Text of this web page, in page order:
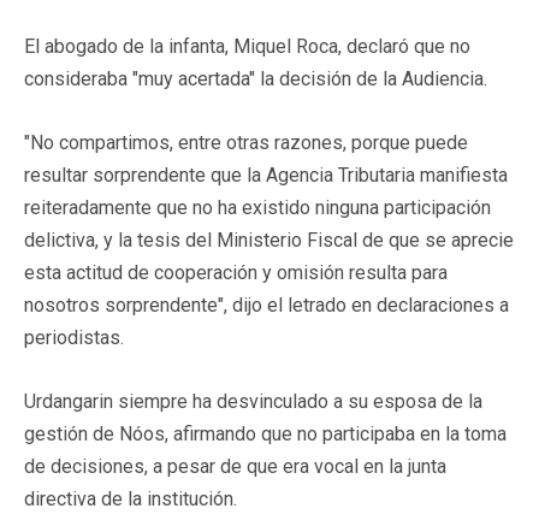
El abogado de la infanta, Miquel Roca, declaró que no
consideraba "muy acertada" la decisión de la Audiencia.
"No compartimos, entre otras razones, porque puede
resultar sorprendente que la Agencia Tributaria manifiesta
reiteradamente que no ha existido ninguna participación
delictiva, y la tesis del Ministerio Fiscal de que se aprecie
esta actitud de cooperación y omisión resulta para
nosotros sorprendente", dijo el letrado en declaraciones a
periodistas.
Urdangarin siempre ha desvinculado a su esposa de la
gestión de Nóos, afirmando que no participaba en la toma
de decisiones, a pesar de que era vocal en la junta
directiva de la institución.